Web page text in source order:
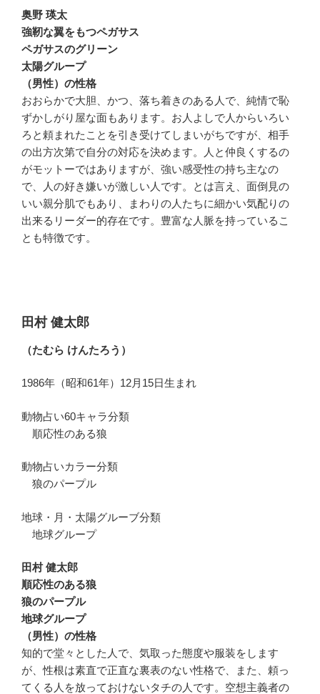
奥野 瑛太
強靭な翼をもつペガサス
ペガサスのグリーン
太陽グループ
（男性）の性格
おおらかで大胆、かつ、落ち着きのある人で、純情で恥
ずかしがり屋な面もあります。お人よしで人からいろい
ろと頼まれたことを引き受けてしまいがちですが、相手
の出方次第で自分の対応を決めます。人と仲良くするの
がモットーではありますが、強い感受性の持ち主なの
で、人の好き嫌いが激しい人です。とは言え、面倒見の
いい親分肌でもあり、まわりの人たちに細かい気配りの
出来るリーダー的存在です。豊富な人脈を持っているこ
とも特徴です。
田村 健太郎
（たむら けんたろう）
1986年（昭和61年）12月15日生まれ
動物占い60キャラ分類
順応性のある狼
動物占いカラー分類
狼のパープル
地球・月・太陽グルーブ分類
地球グループ
田村 健太郎
順応性のある狼
狼のパープル
地球グループ
（男性）の性格
知的で堂々とした人で、気取った態度や服装をします
が、性根は素直で正直な裏表のない性格で、また、頼っ
てくる人を放っておけないタチの人です。空想主義者の